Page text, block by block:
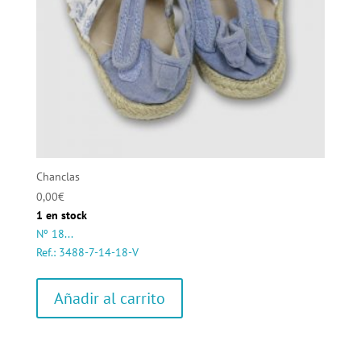
Chanclas
0,00€
1 en stock
Nº 18...
Ref.: 3488-7-14-18-V
Añadir al carrito